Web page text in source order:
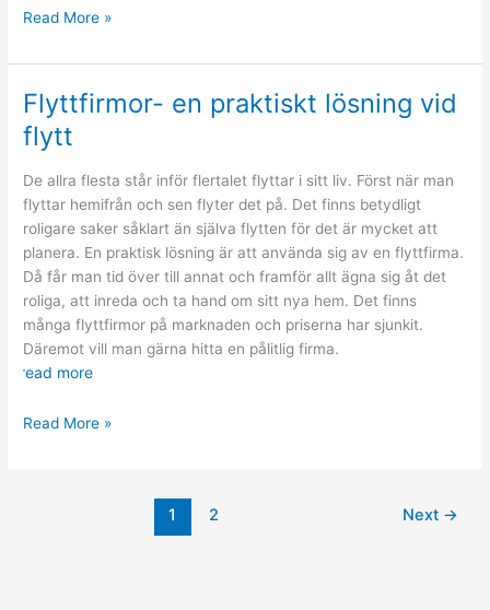
Så
du
säker
på
onlinecasino
Read More »
Flyttfirmor- en praktiskt lösning vid
flytt
De allra flesta står inför flertalet flyttar i sitt liv. Först när man
flyttar hemifrån och sen flyter det på. Det finns betydligt
roligare saker såklart än själva flytten för det är mycket att
planera. En praktisk lösning är att använda sig av en flyttfirma.
Då får man tid över till annat och framför allt ägna sig åt det
roliga, att inreda och ta hand om sitt nya hem. Det finns
många flyttfirmor på marknaden och priserna har sjunkit.
Däremot vill man gärna hitta en pålitlig firma.
read more
Flyttfirmor-
Read More »
1 2 Next →